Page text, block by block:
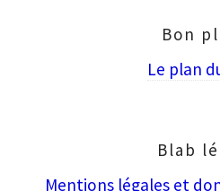
Bon
Le plan
Blab
Mentions légales et